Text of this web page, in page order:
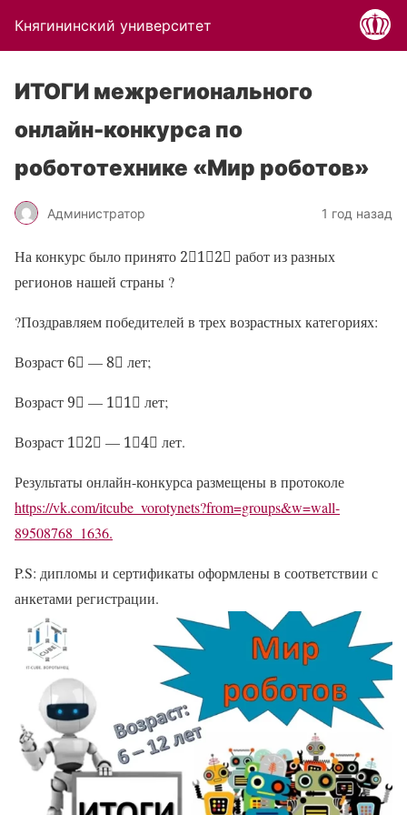
Княгининский университет
ИТОГИ межрегионального
онлайн-конкурса по
робототехнике «Мир роботов»
Администратор 1 год назад
На конкурс было принято 2⃣1⃣2⃣ работ из разных
регионов нашей страны ?
?Поздравляем победителей в трех возрастных категориях:
Возраст 6⃣ —8⃣ лет;
Возраст9⃣ — 1⃣1⃣ лет;
Возраст 1⃣2⃣ — 1⃣4⃣ лет.
Результаты онлайн-конкурса размещены в протоколе
https://vk.com/itcube_vorotynets?from=groups&w=wall-
89508768_1636.
P.S: дипломы и сертификаты оформлены в соответствии с
анкетами регистрации.